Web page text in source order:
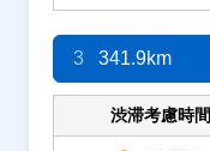
3 341.9km
渋滞考慮時間